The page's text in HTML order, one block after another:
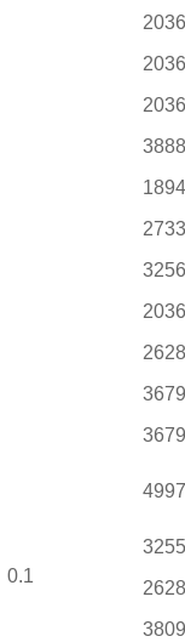
0.1